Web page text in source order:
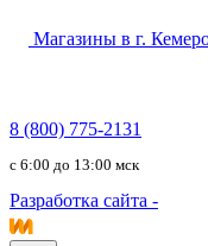
Магазины в г.
8 (800) 775-2131
c 6:00 до 13:00 мск
Разработка сайта -